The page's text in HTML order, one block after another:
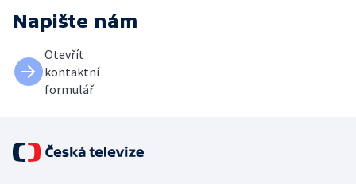
Napište nám
Otevřít
kontaktní
formulář